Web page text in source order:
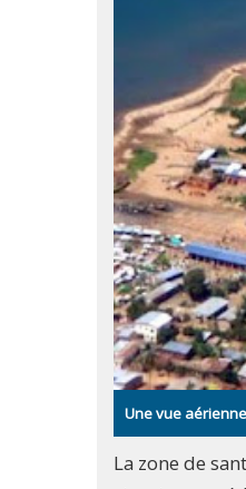
Une vue
La zone de